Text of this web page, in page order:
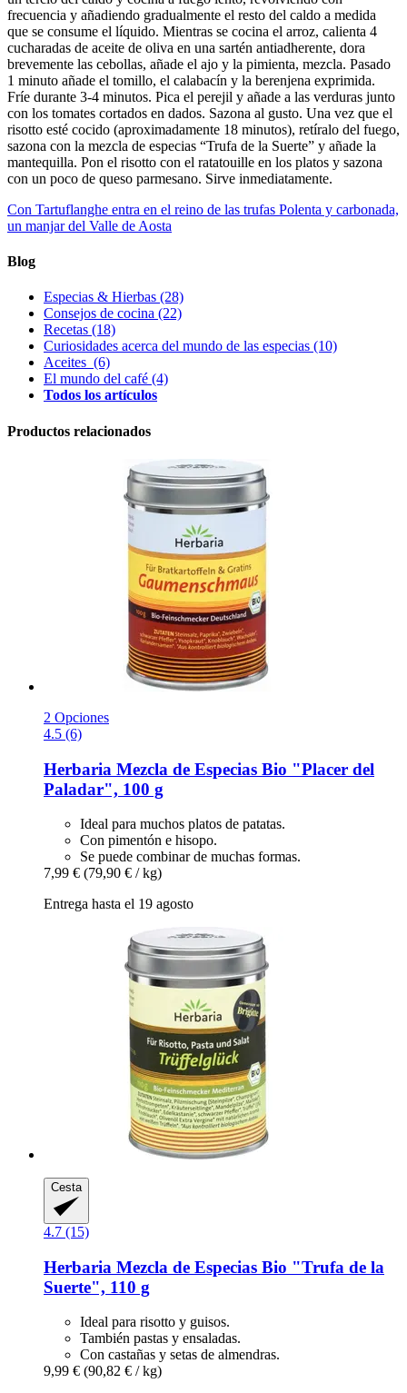
frecuencia y añadiendo gradualmente el resto del caldo a medida
que se consume el líquido. Mientras se cocina el arroz, calienta 4
cucharadas de aceite de oliva en una sartén antiadherente, dora
brevemente las cebollas, añade el ajo y la pimienta, mezcla. Pasado
1 minuto añade el tomillo, el calabacín y la berenjena exprimida.
Fríe durante 3-4 minutos. Pica el perejil y añade a las verduras junto
con los tomates cortados en dados. Sazona al gusto. Una vez que el
risotto esté cocido (aproximadamente 18 minutos), retíralo del fuego,
sazona con la mezcla de especias “Trufa de la Suerte” y añade la
mantequilla. Pon el risotto con el ratatouille en los platos y sazona
con un poco de queso parmesano. Sirve inmediatamente.
Con Tartuflanghe entra en el reino de las trufas Polenta y carbonada,
un manjar del Valle de Aosta
Blog
Especias & Hierbas (28)
Consejos de cocina (22)
Recetas (18)
Curiosidades acerca del mundo de las especias (10)
Aceites (6)
El mundo del café (4)
Todos los artículos
Productos relacionados
2 Opciones
4.5 (6)
Herbaria Mezcla de Especias Bio "Placer del
Paladar", 100 g
Ideal para muchos platos de patatas.
Con pimentón e hisopo.
Se puede combinar de muchas formas.
7,99 € (79,90 € / kg)
Entrega hasta el 19 agosto
Cesta
4.7 (15)
Herbaria Mezcla de Especias Bio "Trufa de la
Suerte", 110 g
Ideal para risotto y guisos.
También pastas y ensaladas.
Con castañas y setas de almendras.
9,99 € (90,82 € / kg)